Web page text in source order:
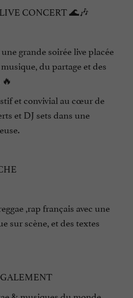
CONCERT 🌊🎶
grande soirée live placée
du partage et des
et convivial au cœur de
et DJ sets dans une
,rap français avec une
sur scène, et des textes